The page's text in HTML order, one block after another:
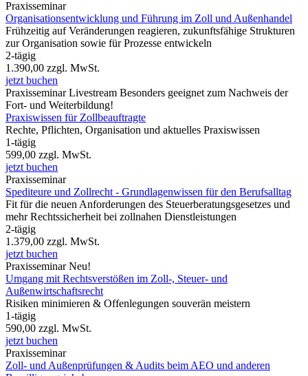
Praxisseminar
Organisationsentwicklung und Führung im Zoll und Außenhandel
Frühzeitig auf Veränderungen reagieren, zukunftsfähige Strukturen
zur Organisation sowie für Prozesse entwickeln
2-tägig
1.390,00 zzgl. MwSt.
jetzt buchen
Praxisseminar Livestream Besonders geeignet zum Nachweis der
Fort- und Weiterbildung!
Praxiswissen für Zollbeauftragte
Rechte, Pflichten, Organisation und aktuelles Praxiswissen
1-tägig
599,00 zzgl. MwSt.
jetzt buchen
Praxisseminar
Spediteure und Zollrecht - Grundlagenwissen für den Berufsalltag
Fit für die neuen Anforderungen des Steuerberatungsgesetzes und
mehr Rechtssicherheit bei zollnahen Dienstleistungen
2-tägig
1.379,00 zzgl. MwSt.
jetzt buchen
Praxisseminar Neu!
Umgang mit Rechtsverstößen im Zoll-, Steuer- und
Außenwirtschaftsrecht
Risiken minimieren & Offenlegungen souverän meistern
1-tägig
590,00 zzgl. MwSt.
jetzt buchen
Praxisseminar
Zoll- und Außenprüfungen & Audits beim AEO und anderen